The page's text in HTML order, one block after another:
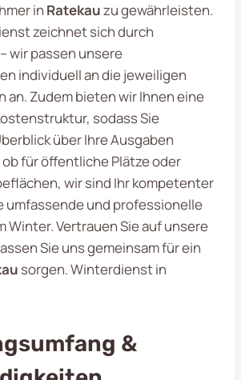
in Ratekauzu gewährleisten.
zeichnet sich durch
wir passen unsere
individuell an die jeweiligen
an. Zudem bieten wir Ihnen eine
sodass Sie
über Ihre Ausgaben
für öffentliche Plätze oder
wir sind Ihr kompetenter
umfassende und professionelle
Winter. Vertrauen Sie auf unsere
Sie uns gemeinsam für ein
sorgen. Winterdienst in
&